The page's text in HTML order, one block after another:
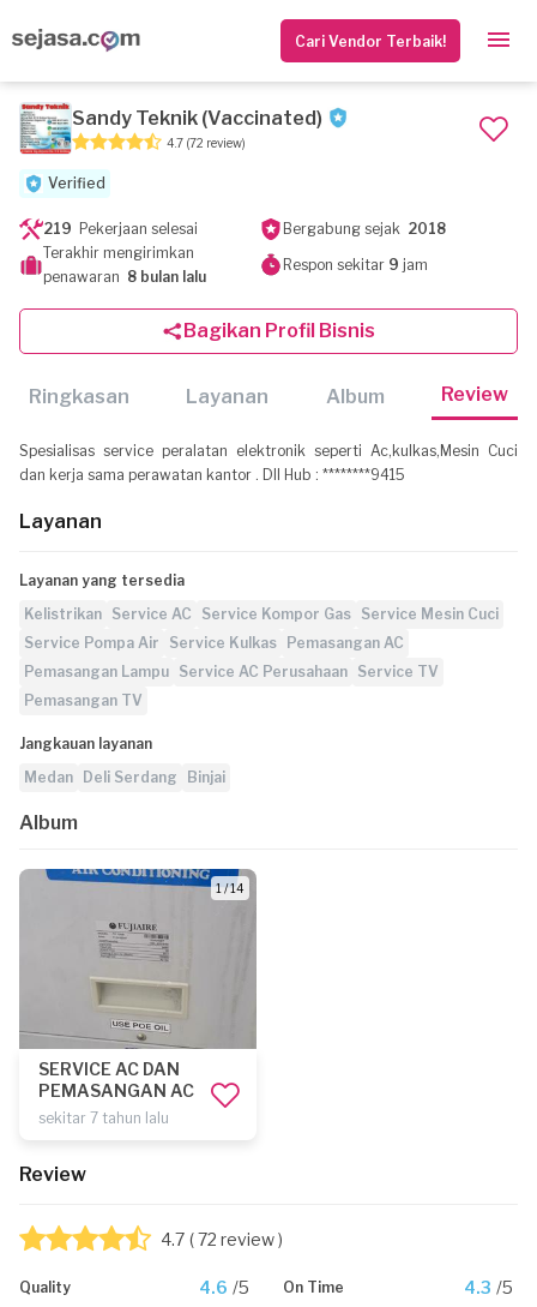
Cari Vendor Terbaik!
Sandy Teknik (Vaccinated)
4.7 (72 review)
Verified
219 Pekerjaan selesai Bergabung sejak 2018
Terakhir mengirimkan
penawaran 8 bulan lalu
Respon sekitar 9 jam
Bagikan Profil Bisnis
Ringkasan Layanan Album Review
Spesialisas service peralatan elektronik seperti Ac,kulkas,Mesin Cuci
dan kerja sama perawatan kantor . Dll Hub : ********9415
Layanan
Layanan yang tersedia
Kelistrikan Service AC Service Kompor Gas Service Mesin Cuci
Service Pompa Air
Service Kulkas
Pemasangan AC
Pemasangan Lampu Service AC Perusahaan Service TV
Pemasangan TV
Jangkauan layanan
Medan
Deli Serdang Binjai
Album
1 / 14
SERVICE AC DAN
PEMASANGAN AC
sekitar 7 tahun lalu
Review
4.7 ( 72 review )
Quality 4.6 /5 On Time 4.3 /5